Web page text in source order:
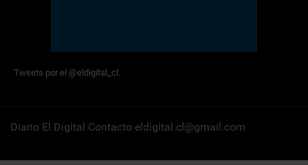
Tweets por el @eldigital_cl.
Diario El Digital Contacto eldigital.cl@gmail.com